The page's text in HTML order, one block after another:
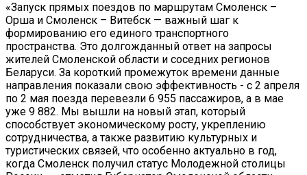
«Запуск прямых поездов по маршрутам Смоленск –
Орша и Смоленск – Витебск — важный шаг к
формированию его единого транспортного
пространства. Это долгожданный ответ на запросы
жителей Смоленской области и соседних регионов
Беларуси. За короткий промежуток времени данные
направления показали свою эффективность - с 2 апреля
по 2 мая поезда перевезли 6 955 пассажиров, а в мае
уже 9 882. Мы вышли на новый этап, который
способствует экономическому росту, укреплению
сотрудничества, а также развитию культурных и
туристических связей, что особенно актуально в год,
когда Смоленск получил статус Молодежной столицы